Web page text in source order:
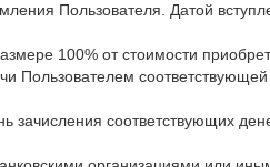
Пользователя. Датой
100% от стоимости
соответствующей
соответствующих